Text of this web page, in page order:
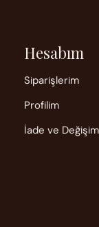
Hesabım
Siparişlerim
Profilim
İade ve Değişim